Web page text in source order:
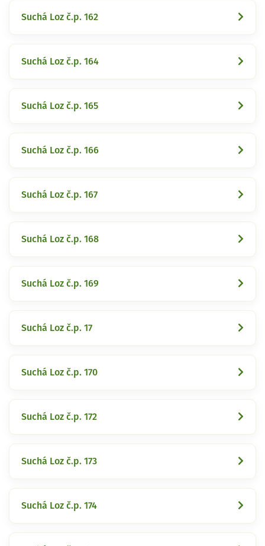
Suchá Loz č.p. 162
Suchá Loz č.p. 164
Suchá Loz č.p. 165
Suchá Loz č.p. 166
Suchá Loz č.p. 167
Suchá Loz č.p. 168
Suchá Loz č.p. 169
Suchá Loz č.p. 17
Suchá Loz č.p. 170
Suchá Loz č.p. 172
Suchá Loz č.p. 173
Suchá Loz č.p. 174